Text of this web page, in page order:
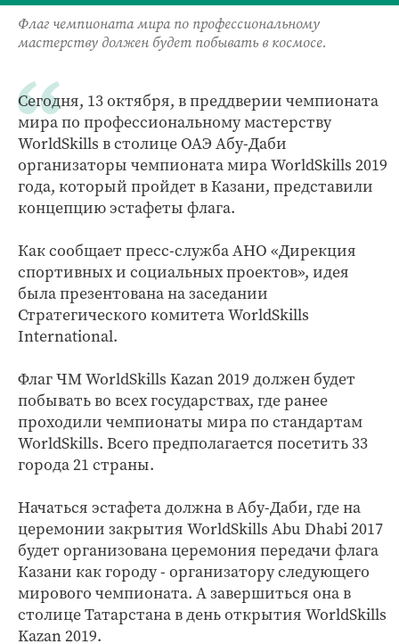
Флаг чемпионата мира по профессиональному
мастерству должен будет побывать в космосе.
Сегодня, 13 октября, в преддверии чемпионата
мира по профессиональному мастерству
WorldSkills в столице ОАЭ Абу-Даби
организаторы чемпионата мира WorldSkills 2019
года, который пройдет в Казани, представили
концепцию эстафеты флага.
Как сообщает пресс-служба АНО «Дирекция
спортивных и социальных проектов», идея
была презентована на заседании
Стратегического комитета WorldSkills
International.
Флаг ЧМ WorldSkills Kazan 2019 должен будет
побывать во всех государствах, где ранее
проходили чемпионаты мира по стандартам
WorldSkills. Всего предполагается посетить 33
города 21 страны.
Начаться эстафета должна в Абу-Даби, где на
церемонии закрытия WorldSkills Abu Dhabi 2017
будет организована церемония передачи флага
Казани как городу - организатору следующего
мирового чемпионата. А завершиться она в
столице Татарстана в день открытия WorldSkills
Kazan 2019.